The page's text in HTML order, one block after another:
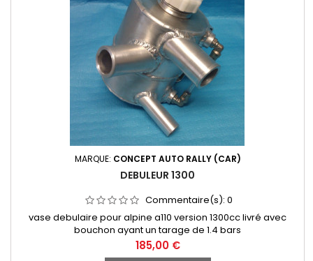
MARQUE: CONCEPT AUTO RALLY (CAR)
DEBULEUR 1300
Commentaire(s): 0
vase debulaire pour alpine a110 version 1300cc livré avec
bouchon ayant un tarage de 1.4 bars
Prix
185,00 €